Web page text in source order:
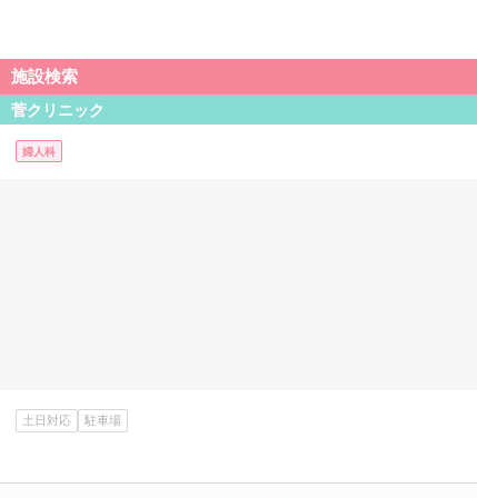
施設検索
菅クリニック
婦人科
土日対応 駐車場